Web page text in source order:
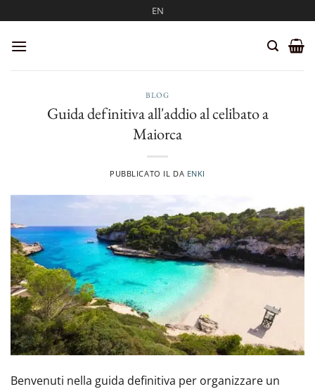
ai
contenuti
EN
BLOG
Guida definitiva all'addio al celibato a
Maiorca
PUBBLICATO IL DA ENKI
Benvenuti nella guida definitiva‍ per organizzare un